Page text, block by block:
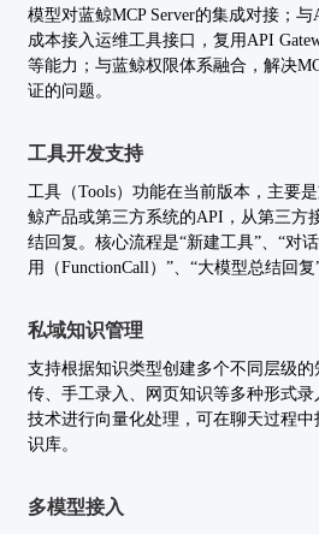
模型对蓝鲸MCP Server的集成对接；
成本接入运维工具接口，复用API
等能力；与蓝鲸权限体系融合，解决
证的问题。
工具开发支持
工具（Tools）功能在当前版本，主要
鲸产品或第三方系统的API，从第三方
结回复。核心流程是“新建工具”、“对
用（FunctionCall）”、“大模型总结回复
私域知识管理
支持根据知识类型创建多个不同层级
传、手工录入、网页知识等多种形式
技术进行向量化处理，可在聊天过程
识库。
多模型接入